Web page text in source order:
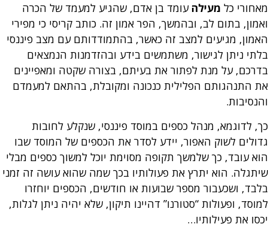
מאחורי כל מעילה עומד בן אדם, שהגיע למעמד של הכרה
ואמון, בתום לב, ובהמשך, הפר אמון זה. כותב קריסי כי מפירי
האמון, מגיעים למצב זה כאשר, בהתמודדותם עם מצב פיננסי
בלתי ניתן לגישור, משתמשים בידע ובהזדמנות הנמצאים
בדרכם, על מנת לפתור את בעיתם, בצורה שקטה ומאפיינים
את התנהגותם הפלילית כנכונה ומקובלת, בהתאם למעמדם
והנסיבות.
כך, לדוגמא, מנהל כספים במוסד פיננסי, שנקלע לחובות
גדולים לשוק האפור, יידע לסדר את הכספים של המוסד שבו
הוא עובד, כך שלמשך תקופה מסוימת יוכל למשוך כספים מבלי
שיתגלה. הוא יתרץ את פעולותיו בכך שמה שהוא עושה זה זמני
בלבד, ושכעבור מספר שבועות או חודשים, הכספים יוחזרו
למוסד, ופעולות “סטורנו” דהיינו תיקון, שלא יהיה ניתן לגלות,
יכסו את פעילותיו…